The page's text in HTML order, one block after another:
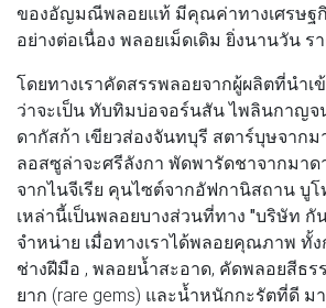
ของอัญมณีพลอยแท้ มีคุณค่าทางเศรษฐ
อย่างต่อเนื่อง พลอยเม็ดเดิม ยิ่งนานวัน ร
โดยทางเราคัดสรรพลอยจากผู้ผลิตที่นำเ
ว่าจะเป็น ทับทิมบ่อจอร์นสัน ไพลินกาญ
ดากัสก้า เขียวส่องจันทบุรี สตาร์บุษจากม
ลอสซูล่าจะศรีลังกา พัดพารัดชาจากมา
จากไนจีเรีย คุนไซต์จากอัฟกานิสถาน บู
เหล่านี้เป็นพลอยบางส่วนที่ทาง "บริษัท กั
จำหน่าย เมื่อทางเราได้พลอยคุณภาพ ทั้ง
ช่างฝีมือ , พลอยน้ำสะอาด, คัดพลอยสีธ
ยาก (rare gems) และน้ำหนักกะรัตที่ดี ม